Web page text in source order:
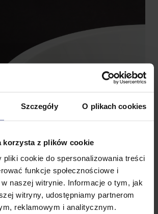
Szczegóły O plikach cookies
korzysta z plików cookie
pliki cookie do spersonalizowania treści
funkcje społecznościowe i
naszej witrynie. Informacje o tym, jak
witryny, udostępniamy partnerom
reklamowym i analitycznym.